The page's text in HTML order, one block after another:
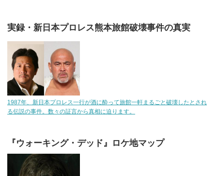
実録・新日本プロレス熊本旅館破壊事件の真実
1987年、新日本プロレス一行が酒に酔って旅館一軒まるごと破壊したとされ
る伝説の事件。数々の証言から真相に迫ります。
『ウォーキング・デッド』ロケ地マップ